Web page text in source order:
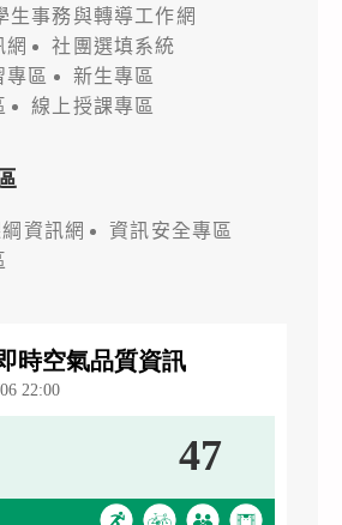
生事務與轉導工作網
網
社團選填系統
專區
新生專區
線上授課專區
資訊網
資訊安全專區